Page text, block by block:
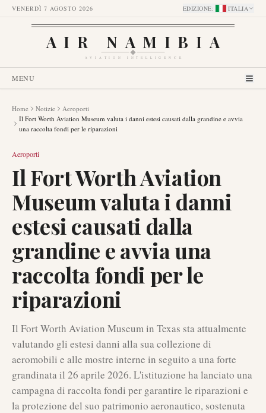
VENERDÌ 7 AGOSTO 2026 EDIZIONE: ITALIA
AIR NAMIBIA
AVIATION INTELLIGENCE
MENU
Home Notizie
Aeroporti
Il Fort Worth Aviation Museum valuta i danni estesi causati dalla grandine e avvia
una raccolta fondi per le riparazioni
Aeroporti
Il Fort Worth Aviation
Museum valuta i danni
estesi causati dalla
grandine e avvia una
raccolta fondi per le
riparazioni
Il Fort Worth Aviation Museum in Texas sta attualmente
valutando gli estesi danni alla sua collezione di
aeromobili e alle mostre interne in seguito a una forte
grandinata il 26 aprile 2026. L'istituzione ha lanciato una
campagna di raccolta fondi per garantire le riparazioni e
la protezione del suo patrimonio aeronautico, sostenuta